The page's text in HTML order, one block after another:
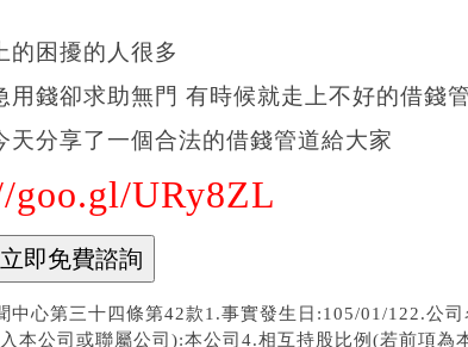
的困擾的人很多
用錢卻求助無門 有時候就走上不好的借錢
天分享了一個合法的借錢管道給大家
goo.gl/URy8ZL
中心第三十四條第42款1.事實發生日:105/01/122.公
本公司或聯屬公司):本公司4.相互持股比例(若前項為